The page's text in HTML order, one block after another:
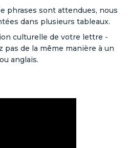
phrases sont attendues, nous
dans plusieurs tableaux.
culturelle de votre lettre -
pas de la même manière à un
anglais.